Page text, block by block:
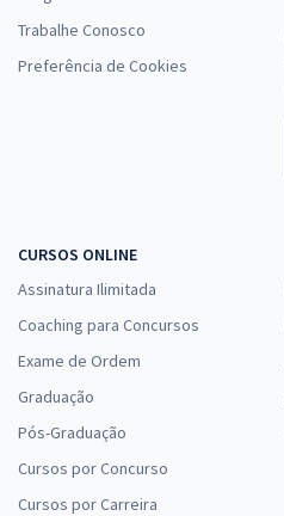
Trabalhe Conosco
Preferência de Cookies
CURSOS ONLINE
Assinatura Ilimitada
Coaching para Concursos
Exame de Ordem
Graduação
Pós-Graduação
Cursos por Concurso
Cursos por Carreira